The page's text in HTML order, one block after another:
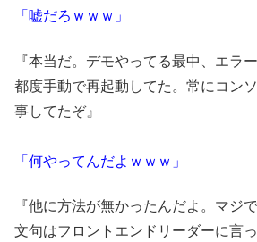
「嘘だろｗｗｗ」
『本当だ。デモやってる最中、エラ
都度手動で再起動してた。常にコン
事してたぞ』
「何やってんだよｗｗｗ」
『他に方法が無かったんだよ。マジ
文句はフロントエンドリーダーに言